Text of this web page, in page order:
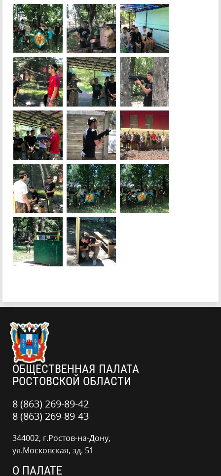
ОБЩЕСТВЕННАЯ ПАЛАТА
РОСТОВСКОЙ ОБЛАСТИ
8 (863) 269-89-42
8 (863) 269-89-43
344002, г.Ростов-на-Дону,
ул.Московская, зд. 51
О ПАЛАТЕ